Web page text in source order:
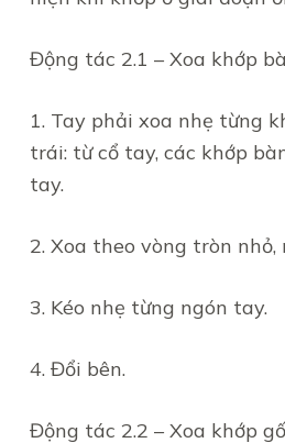
Động tác 2.1 – Xoa khớp
1. Tay phải xoa nhẹ từng
trái: từ cổ tay, các khớp
tay.
2. Xoa theo vòng tròn nhỏ,
3. Kéo nhẹ từng ngón tay.
4. Đổi bên.
Động tác 2.2 – Xoa khớp